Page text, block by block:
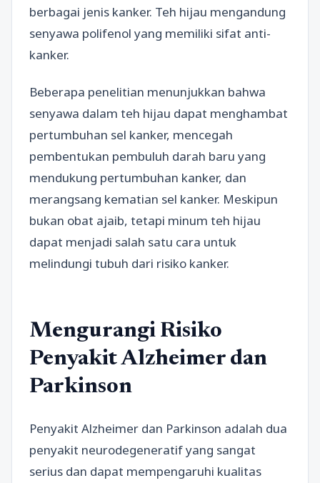
berbagai jenis kanker. Teh hijau mengandung
senyawa polifenol yang memiliki sifat anti-
kanker.
Beberapa penelitian menunjukkan bahwa
senyawa dalam teh hijau dapat menghambat
pertumbuhan sel kanker, mencegah
pembentukan pembuluh darah baru yang
mendukung pertumbuhan kanker, dan
merangsang kematian sel kanker. Meskipun
bukan obat ajaib, tetapi minum teh hijau
dapat menjadi salah satu cara untuk
melindungi tubuh dari risiko kanker.
Mengurangi Risiko
Penyakit Alzheimer dan
Parkinson
Penyakit Alzheimer dan Parkinson adalah dua
penyakit neurodegeneratif yang sangat
serius dan dapat mempengaruhi kualitas